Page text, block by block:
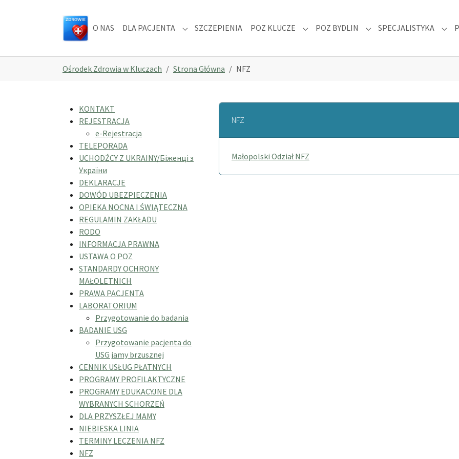
O NAS DLA PACJENTA Submenu for "DLA PACJENTA"
SZCZEPIENIA POZ KLUCZE Submenu for "POZ KLUCZE"
POZ BYDLIN Submenu for "POZ
SPECJALISTYKA
Ośrodek Zdrowia w Kluczach Strona Główna NFZ
NFZ
Małopolski Odział NFZ
KONTAKT
REJESTRACJA
e-Rejestracja
TELEPORADA
UCHODŹCY Z UKRAINY/Біженці з
України
DEKLARACJE
DOWÓD UBEZPIECZENIA
OPIEKA NOCNA I ŚWIĄTECZNA
REGULAMIN ZAKŁADU
RODO
INFORMACJA PRAWNA
USTAWA O POZ
STANDARDY OCHRONY
MAŁOLETNICH
PRAWA PACJENTA
LABORATORIUM
Przygotowanie do badania
BADANIE USG
Przygotowanie pacjenta do
USG jamy brzusznej
CENNIK USŁUG PŁATNYCH
PROGRAMY PROFILAKTYCZNE
PROGRAMY EDUKACYJNE DLA
WYBRANYCH SCHORZEŃ
DLA PRZYSZŁEJ MAMY
NIEBIESKA LINIA
TERMINY LECZENIA NFZ
NFZ